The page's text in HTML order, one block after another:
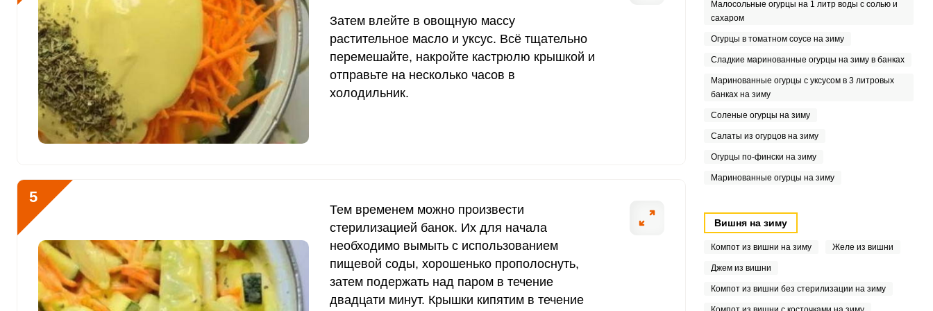
Фтор 467.4 мкг 4000 мкг 0.6
Хром 33 мкг 50 мкг
Цинк 7.7 мг 12 мг 3.2
Бор 1992 мкг
Ванадий 656 мкг
Затем влейте в овощную массу
растительное масло и уксус. Всё тщательно
перемешайте, накройте кастрюлю крышкой и
отправьте на несколько часов в
холодильник.
5
Тем временем можно произвести
стерилизацией банок. Их для начала
необходимо вымыть с использованием
пищевой соды, хорошенько прополоснуть,
затем подержать над паром в течение
двадцати минут. Крышки кипятим в течение
Малосольные огурцы на 1 литр воды с солью и
сахаром
Огурцы в томатном соусе на зиму
Сладкие маринованные огурцы на зиму в банках
Маринованные огурцы с уксусом в 3 литровых
банках на зиму
Соленые огурцы на зиму
Салаты из огурцов на зиму
Огурцы по-фински на зиму
Маринованные огурцы на зиму
Вишня на зиму
Компот из вишни на зиму Желе из вишни
Джем из вишни
Компот из вишни без стерилизации на зиму